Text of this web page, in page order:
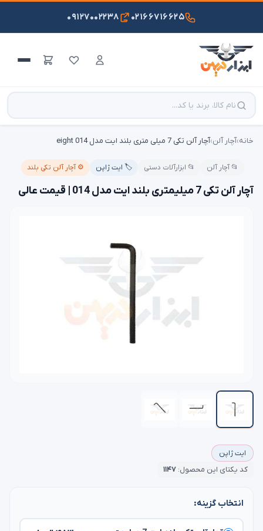
۰۲۱۶۶۷۱۶۶۲۵ ۰۹۱۲۷۰۰۲۲۳۸
خانه›آچار آلن›آچار آلن تکی 7 میلی متری بلند ایت مدل 014 eight
📂 آچار آلن 📂 ابزارآلات دستی 🏷️ ایت ژاپن ⚙️ آچار آلن تکی بلند
آچار آلن تکی 7 میلیمتری بلند ایت مدل 014 | قیمت عالی
ایت ژاپن
کد یکتای این محصول: ۱۱۴۷
انتخاب گزینه: